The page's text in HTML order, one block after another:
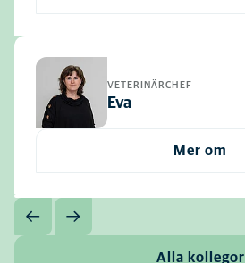
VETERINÄRCHEF
Eva
Mer om
Alla kollegor